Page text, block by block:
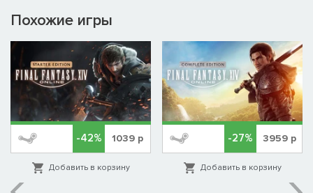
Похожие игры
-42% 1039 р
Добавить в корзину
-27% 3959р
Добавить в корзину